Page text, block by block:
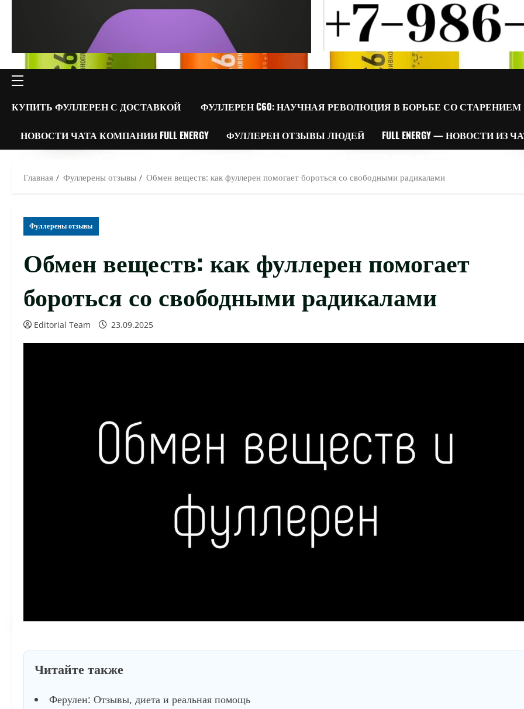
ОСНОВНОЕ
МЕНЮ
КУПИТЬ ФУЛЛЕРЕН С ДОСТАВКОЙ ФУЛЛЕРЕН C60: НАУЧНАЯ РЕВОЛЮЦИЯ В БОРЬБЕ СО СТАРЕНИЕМ
НОВОСТИ ЧАТА КОМПАНИИ FULL ENERGY ФУЛЛЕРЕН ОТЗЫВЫ ЛЮДЕЙ FULL ENERGY — НОВОСТИ ИЗ
Главная Фуллерены отзывы Обмен веществ: как фуллерен помогает бороться со свободными радикалами
Фуллерены отзывы
Обмен веществ: как фуллерен помогает
бороться со свободными радикалами
Editorial Team 23.09.2025
Читайте также
Ферулен: Отзывы, диета и реальная помощь